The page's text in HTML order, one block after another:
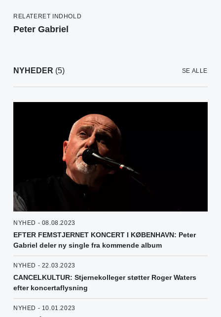
RELATERET INDHOLD
Peter Gabriel
NYHEDER (5) SE ALLE
NYHED - 08.08.2023
EFTER FEMSTJERNET KONCERT I KØBENHAVN: Peter
Gabriel deler ny single fra kommende album
NYHED - 22.03.2023
CANCELKULTUR: Stjernekolleger støtter Roger Waters
efter koncertaflysning
NYHED - 10.01.2023